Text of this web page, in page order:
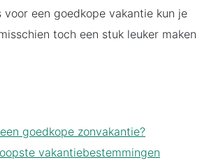
een goedkope vakantie kun je
toch een stuk leuker maken
goedkope zonvakantie?
vakantiebestemmingen